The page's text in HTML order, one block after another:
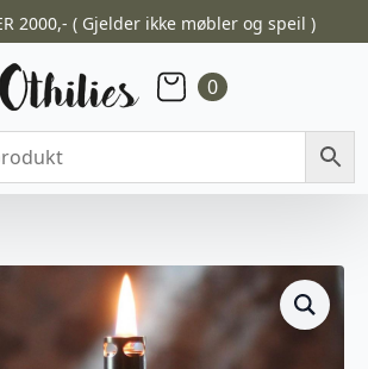
2000,- ( Gjelder ikke møbler og speil )
0